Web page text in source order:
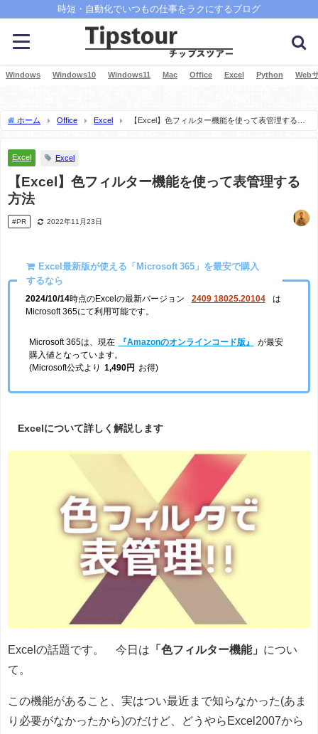
時短・自動化でいつもの仕事をラクにするブログ
Windows Windows10 Windows11 Mac Office Excel Python Web
ホーム Office Excel
【Excel】色フィルター機能を使って表管理する方
Excel Excel
【Excel】色フィルター機能を使って表管理する
方法
#PR 2022年11月23日
Excel最新版が使える「Microsoft 365」を最安で購入
するなら
2024/10/14時点のExcelの最新バージョン 2409 18025.20104
は
Microsoft 365にて利用可能です。
Microsoft 365は、現在 『Amazonのオンラインコード版』
が最安
購入値となっています。
(Microsoft公式より
1,490円 お得)
Excelについて詳しく解説します
Excelの話題です。 今日は 「色フィルター機能」 につい
て。
この機能があること、実はつい最近まで知らなかった(あま
り必要がなかったから)のだけど、どうやらExcel2007から